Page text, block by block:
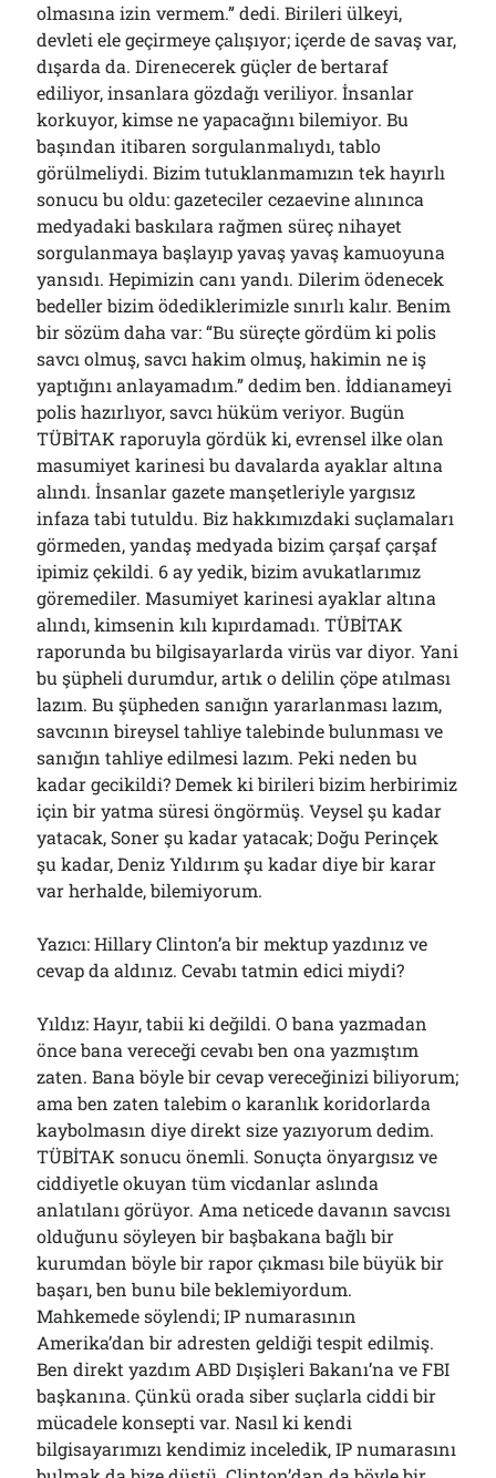
olmasına izin vermem.” dedi. Birileri ülkeyi,
devleti ele geçirmeye çalışıyor; içerde de savaş var,
dışarda da. Direnecerek güçler de bertaraf
ediliyor, insanlara gözdağı veriliyor. İnsanlar
korkuyor, kimse ne yapacağını bilemiyor. Bu
başından itibaren sorgulanmalıydı, tablo
görülmeliydi. Bizim tutuklanmamızın tek hayırlı
sonucu bu oldu: gazeteciler cezaevine alınınca
medyadaki baskılara rağmen süreç nihayet
sorgulanmaya başlayıp yavaş yavaş kamuoyuna
yansıdı. Hepimizin canı yandı. Dilerim ödenecek
bedeller bizim ödediklerimizle sınırlı kalır. Benim
bir sözüm daha var: “Bu süreçte gördüm ki polis
savcı olmuş, savcı hakim olmuş, hakimin ne iş
yaptığını anlayamadım.” dedim ben. İddianameyi
polis hazırlıyor, savcı hüküm veriyor. Bugün
TÜBİTAK raporuyla gördük ki, evrensel ilke olan
masumiyet karinesi bu davalarda ayaklar altına
alındı. İnsanlar gazete manşetleriyle yargısız
infaza tabi tutuldu. Biz hakkımızdaki suçlamaları
görmeden, yandaş medyada bizim çarşaf çarşaf
ipimiz çekildi. 6 ay yedik, bizim avukatlarımız
göremediler. Masumiyet karinesi ayaklar altına
alındı, kimsenin kılı kıpırdamadı. TÜBİTAK
raporunda bu bilgisayarlarda virüs var diyor. Yani
bu şüpheli durumdur, artık o delilin çöpe atılması
lazım. Bu şüpheden sanığın yararlanması lazım,
savcının bireysel tahliye talebinde bulunması ve
sanığın tahliye edilmesi lazım. Peki neden bu
kadar gecikildi? Demek ki birileri bizim herbirimiz
için bir yatma süresi öngörmüş. Veysel şu kadar
yatacak, Soner şu kadar yatacak; Doğu Perinçek
şu kadar, Deniz Yıldırım şu kadar diye bir karar
var herhalde, bilemiyorum.
Yazıcı: Hillary Clinton’a bir mektup yazdınız ve
cevap da aldınız. Cevabı tatmin edici miydi?
Yıldız: Hayır, tabii ki değildi. O bana yazmadan
önce bana vereceği cevabı ben ona yazmıştım
zaten. Bana böyle bir cevap vereceğinizi biliyorum;
ama ben zaten talebim o karanlık koridorlarda
kaybolmasın diye direkt size yazıyorum dedim.
TÜBİTAK sonucu önemli. Sonuçta önyargısız ve
ciddiyetle okuyan tüm vicdanlar aslında
anlatılanı görüyor. Ama neticede davanın savcısı
olduğunu söyleyen bir başbakana bağlı bir
kurumdan böyle bir rapor çıkması bile büyük bir
başarı, ben bunu bile beklemiyordum.
Mahkemede söylendi; IP numarasının
Amerika’dan bir adresten geldiği tespit edilmiş.
Ben direkt yazdım ABD Dışişleri Bakanı’na ve FBI
başkanına. Çünkü orada siber suçlarla ciddi bir
mücadele konsepti var. Nasıl ki kendi
bilgisayarımızı kendimiz inceledik, IP numarasını